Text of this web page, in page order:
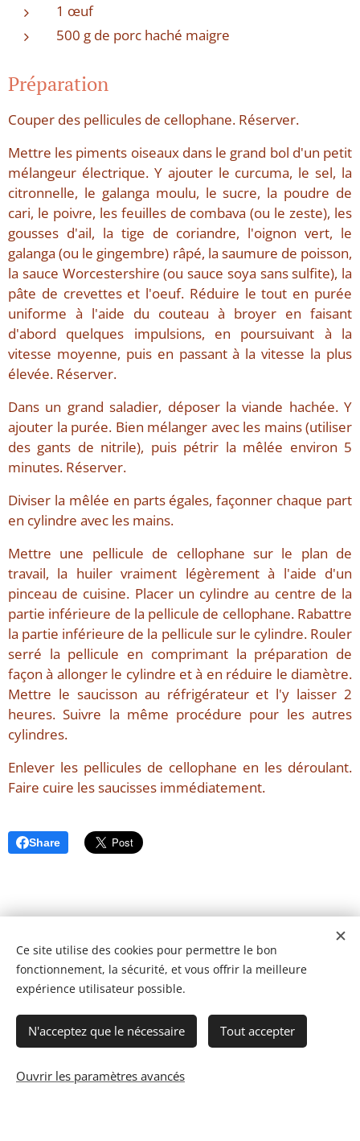
1 œuf
500 g de porc haché maigre
Préparation
Couper des pellicules de cellophane. Réserver.
Mettre les piments oiseaux dans le grand bol d'un petit
mélangeur électrique. Y ajouter le curcuma, le sel, la
citronnelle, le galanga moulu, le sucre, la poudre de
cari, le poivre, les feuilles de combava (ou le zeste), les
gousses d'ail, la tige de coriandre, l'oignon vert, le
galanga (ou le gingembre) râpé, la saumure de poisson,
la sauce Worcestershire (ou sauce soya sans sulfite), la
pâte de crevettes et l'oeuf. Réduire le tout en purée
uniforme à l'aide du couteau à broyer en faisant
d'abord quelques impulsions, en poursuivant à la
vitesse moyenne, puis en passant à la vitesse la plus
élevée. Réserver.
Dans un grand saladier, déposer la viande hachée. Y
ajouter la purée. Bien mélanger avec les mains (utiliser
des gants de nitrile), puis pétrir la mêlée environ 5
minutes. Réserver.
Diviser la mêlée en parts égales, façonner chaque part
en cylindre avec les mains.
Mettre une pellicule de cellophane sur le plan de
travail, la huiler vraiment légèrement à l'aide d'un
pinceau de cuisine. Placer un cylindre au centre de la
partie inférieure de la pellicule de cellophane. Rabattre
la partie inférieure de la pellicule sur le cylindre. Rouler
serré la pellicule en comprimant la préparation de
façon à allonger le cylindre et à en réduire le diamètre.
Mettre le saucisson au réfrigérateur et l'y laisser 2
heures. Suivre la même procédure pour les autres
cylindres.
Enlever les pellicules de cellophane en les déroulant.
Faire cuire les saucisses immédiatement.
Share
© 2023 Les recettes d'Henri-Luc. Tous droits réservés.
Ce site utilise des cookies pour permettre le bon
fonctionnement, la sécurité, et vous offrir la meilleure
expérience utilisateur possible.
N'acceptez que le nécessaire Tout accepter
Ouvrir les paramètres avancés